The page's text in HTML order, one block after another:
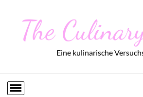
The
Eine kulinarische